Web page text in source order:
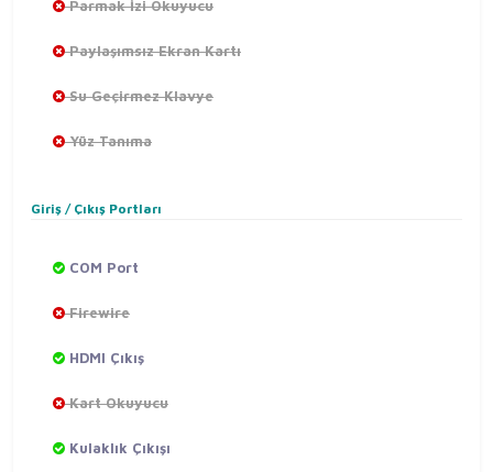
Parmak İzi Okuyucu
Paylaşımsız Ekran Kartı
Su Geçirmez Klavye
Yüz Tanıma
Giriş / Çıkış Portları
COM Port
Firewire
HDMI Çıkış
Kart Okuyucu
Kulaklık Çıkışı